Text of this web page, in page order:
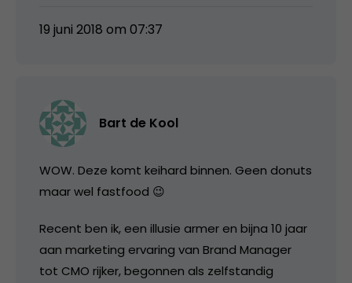
19 juni 2018 om 07:37
Bart de Kool
WOW. Deze komt keihard binnen. Geen donuts
maar wel fastfood 😉
Recent ben ik, een illusie armer en bijna 10 jaar
aan marketing ervaring van Brand Manager
tot CMO rijker, begonnen als zelfstandig